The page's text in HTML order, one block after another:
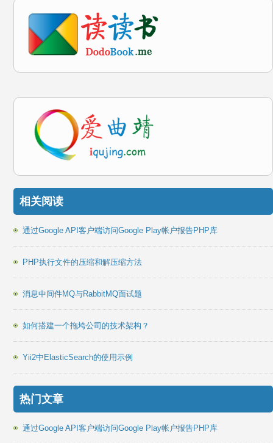
相关阅读
通过Google API客户端访问Google Play帐户报告PHP库
PHP执行文件的压缩和解压缩方法
消息中间件MQ与RabbitMQ面试题
如何搭建一个拖垮公司的技术架构？
Yii2中ElasticSearch的使用示例
热门文章
通过Google API客户端访问Google Play帐户报告PHP库